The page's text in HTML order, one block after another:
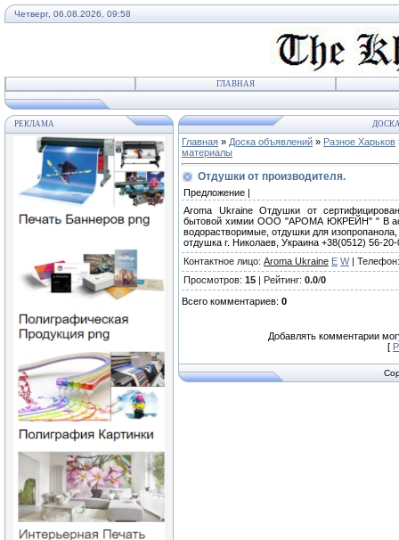
Четверг, 06.08.2026, 09:58
ГЛАВНАЯ
РЕКЛАМА
Главная » Доска объявлений » Разное Харьков
материалы
Отдушки от производителя.
Предложение |
Aroma Ukraine Отдушки от
бытовой химии ООО "АРОМА ЮКРЕЙН" " В
водорастворимые, отдушки для
отдушка г. Николаев, Украина +38(0512) 56-
Контактное лицо: Aroma Ukraine E W| Телефон
Просмотров: 15 | Рейтинг: 0.0/0
Всего комментариев: 0
Добавлять комментарии
[